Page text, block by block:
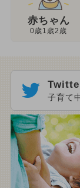
赤ちゃん
0歳1歳2歳
子育て